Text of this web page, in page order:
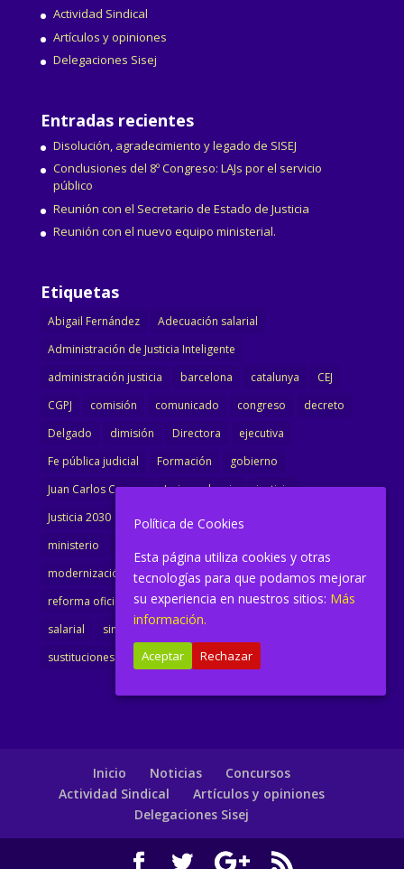
Actividad Sindical
Artículos y opiniones
Delegaciones Sisej
Entradas recientes
Disolución, agradecimiento y legado de SISEJ
Conclusiones del 8º Congreso: LAJs por el servicio
público
Reunión con el Secretario de Estado de Justicia
Reunión con el nuevo equipo ministerial.
Etiquetas
Abigail Fernández
Adecuación salarial
Administración de Justicia Inteligente
administración justicia
barcelona catalunya
CEJ
CGPJ
comisión comunicado congreso
decreto
Delgado
dimisión Directora
ejecutiva
Fe pública judicial
Formación
gobierno
Juan Carlos Campo
Jurisprudencia
justicia
Justicia 2030
LAJ letrados
Marta Urbano
ministerio
modernización
noticias Portavoz
reforma
reforma oficina
renovación retribuciones
reunión
salarial
sindicalismo sindicato
sustituciones
Textualización Transcripciones
Inicio Noticias
Concursos
Actividad Sindical
Artículos y opiniones
Delegaciones Sisej
Política de Cookies
Esta página utiliza cookies y otras
tecnologías para que podamos mejorar
su experiencia en nuestros sitios: Más
información.
Aceptar Rechazar